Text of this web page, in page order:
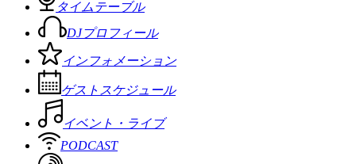
タイムテーブル
DJプロフィール
インフォメーション
ゲストスケジュール
イベント・ライブ
PODCAST